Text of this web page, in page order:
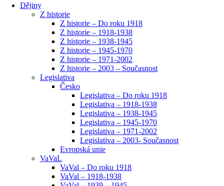
Dějiny
Z historie
Z historie – Do roku 1918
Z historie – 1918-1938
Z historie – 1938-1945
Z historie – 1945-1970
Z historie – 1971-2002
Z historie – 2003 – Současnost
Legislativa
Česko
Legislativa – Do roku 1918
Legislativa – 1918-1938
Legislativa – 1938-1945
Legislativa – 1945-1970
Legislativa – 1971-2002
Legislativa – 2003- Současnost
Evropská unie
VaVaL
VaVal – Do roku 1918
VaVal – 1918-1938